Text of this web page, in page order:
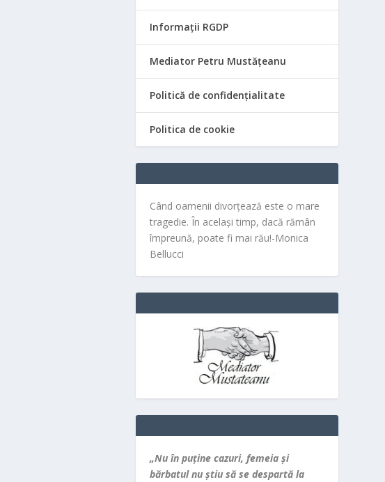
Informații RGDP
Mediator Petru Mustățeanu
Politică de confidențialitate
Politica de cookie
Când oamenii divorțează este o mare
tragedie. În același timp, dacă rămân
împreună, poate fi mai rău!-Monica
Bellucci
„Nu în puţine cazuri, femeia şi
bărbatul nu ştiu să se despartă la